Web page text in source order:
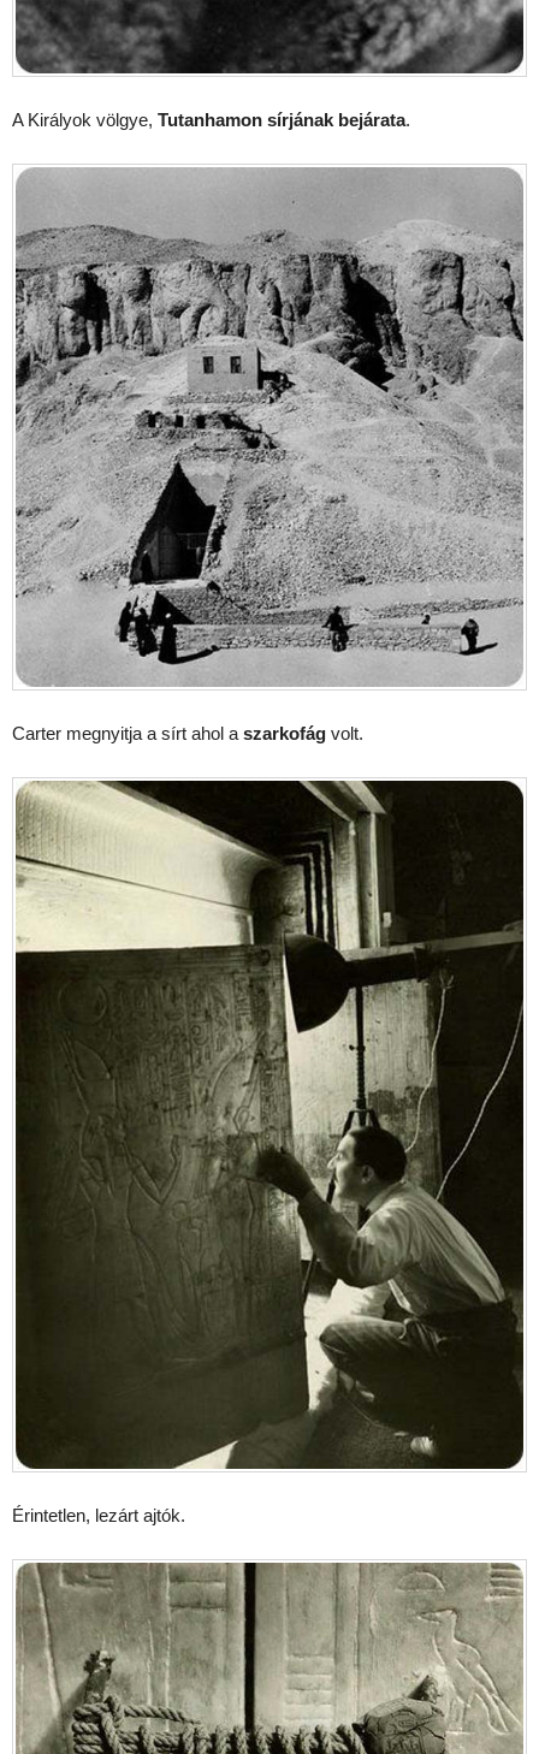
A Királyok völgye, Tutanhamon sírjának bejárata.
Carter megnyitja a sírt ahol a szarkofág volt.
Érintetlen, lezárt ajtók.